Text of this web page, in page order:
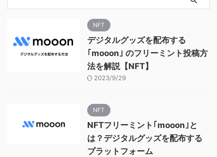
NFT
デジタルグッズを配布する
｢mooon｣ のフリーミント投稿方
法を解説【NFT】
2023/9/29
NFT
NFTフリーミント｢mooon｣と
は？デジタルグッズを配布する
プラットフォーム